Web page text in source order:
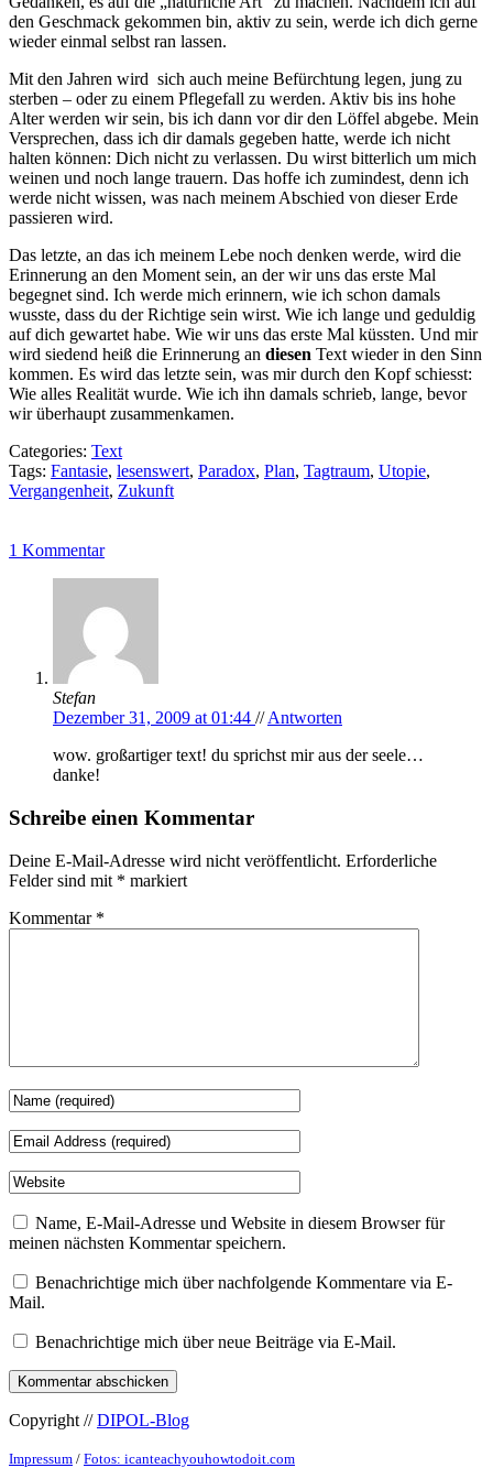
den Geschmack gekommen bin, aktiv zu sein, werde ich dich gerne
wieder einmal selbst ran lassen.
Mit den Jahren wird sich auch meine Befürchtung legen, jung zu
sterben – oder zu einem Pflegefall zu werden. Aktiv bis ins hohe
Alter werden wir sein, bis ich dann vor dir den Löffel abgebe. Mein
Versprechen, dass ich dir damals gegeben hatte, werde ich nicht
halten können: Dich nicht zu verlassen. Du wirst bitterlich um mich
weinen und noch lange trauern. Das hoffe ich zumindest, denn ich
werde nicht wissen, was nach meinem Abschied von dieser Erde
passieren wird.
Das letzte, an das ich meinem Lebe noch denken werde, wird die
Erinnerung an den Moment sein, an der wir uns das erste Mal
begegnet sind. Ich werde mich erinnern, wie ich schon damals
wusste, dass du der Richtige sein wirst. Wie ich lange und geduldig
auf dich gewartet habe. Wie wir uns das erste Mal küssten. Und mir
wird siedend heiß die Erinnerung an diesen Text wieder in den Sinn
kommen. Es wird das letzte sein, was mir durch den Kopf schiesst:
Wie alles Realität wurde. Wie ich ihn damals schrieb, lange, bevor
wir überhaupt zusammenkamen.
Categories: Text
Tags: Fantasie, lesenswert, Paradox, Plan, Tagtraum, Utopie,
Vergangenheit, Zukunft
1 Kommentar
Stefan
Dezember 31, 2009 at 01:44 // Antworten
wow. großartiger text! du sprichst mir aus der seele…
danke!
Schreibe einen Kommentar
Deine E-Mail-Adresse wird nicht veröffentlicht. Erforderliche
Felder sind mit * markiert
Kommentar *
Name, E-Mail-Adresse und Website in diesem Browser für
meinen nächsten Kommentar speichern.
Benachrichtige mich über nachfolgende Kommentare via E-
Mail.
Benachrichtige mich über neue Beiträge via E-Mail.
Copyright //DIPOL-Blog
Impressum / Fotos: icanteachyouhowtodoit.com